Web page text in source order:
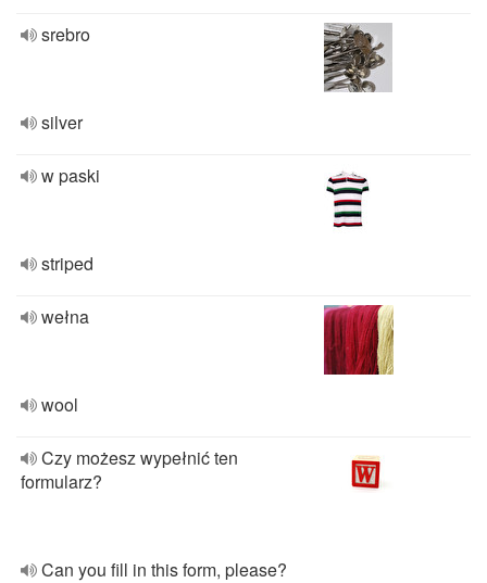
srebro
silver
w paski
striped
wełna
wool
Czy możesz wypełnić ten
formularz?
Can you fill in this form, please?